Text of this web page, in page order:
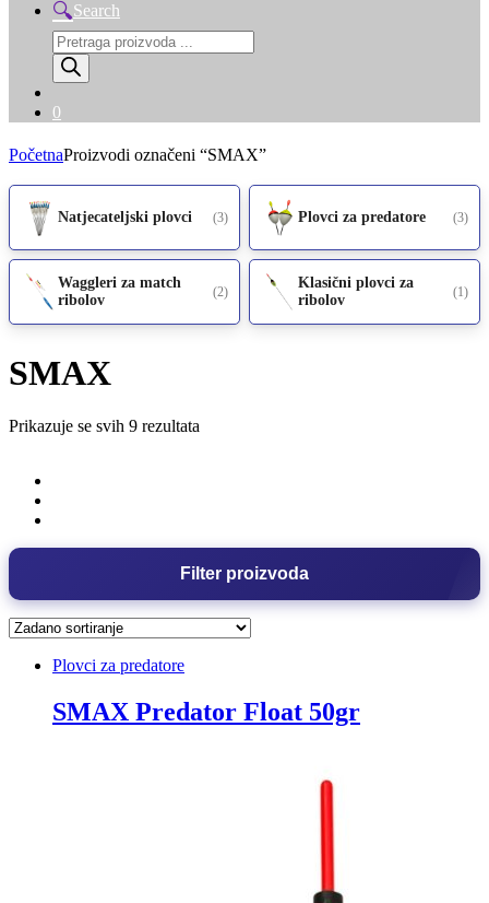
Search
Products
search
0
PočetnaProizvodi označeni “SMAX”
Natjecateljski plovci (3) Plovci za predatore (3)
Waggleri za match
ribolov
(2)
Klasični plovci za
ribolov
(1)
SMAX
Prikazuje se svih 9 rezultata
Filter proizvoda
Plovci za predatore
SMAX Predator Float 50gr